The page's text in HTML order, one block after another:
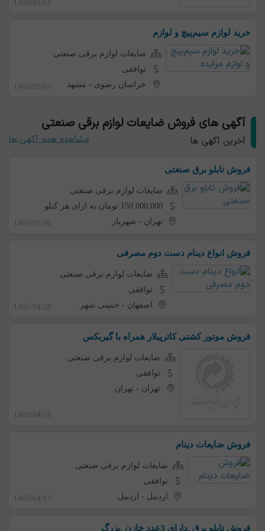
1405/05/05
خرید لوازم سیم‌پیچ و لوازم
ضایعات لوازم برقی صنعتی
توافقی
خراسان رضوی - مشهد 1405/05/03
آگهی های فروش ضایعات لوازم برقی صنعتی
آخرین آگهی ها مشاهده همه آگهی ها
فروش تابلو برق صنعتی
ضایعات لوازم برقی صنعتی
150,000,000 تومان به ازای هر کیلو
تهران - شهریار 1405/05/06
فروش انواع دینام دست دوم مصرفی
ضایعات لوازم برقی صنعتی
توافقی
اصفهان - خمینی شهر 1405/04/28
فروش موتور کشتی کاترپیلار همراه با گیربکس
ضایعات لوازم برقی صنعتی
توافقی
تهران - تهران
1405/04/18
فروش ضایعات دینام
ضایعات لوازم برقی صنعتی
توافقی
اردبیل - اردبیل 1405/04/13
فروش تابلو برق .دارای 3عدد خازن .بزرگ